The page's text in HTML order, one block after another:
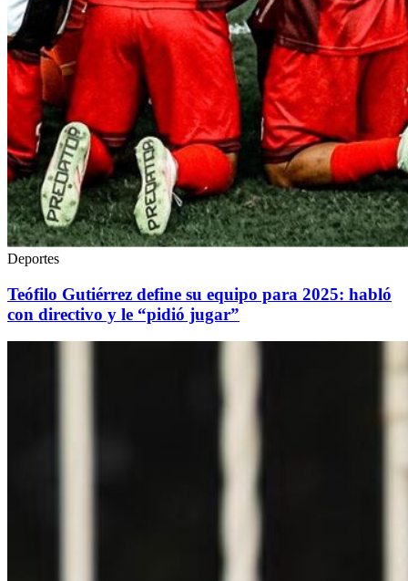
Deportes
Teófilo Gutiérrez define su equipo para 2025: habló
con directivo y le “pidió jugar”